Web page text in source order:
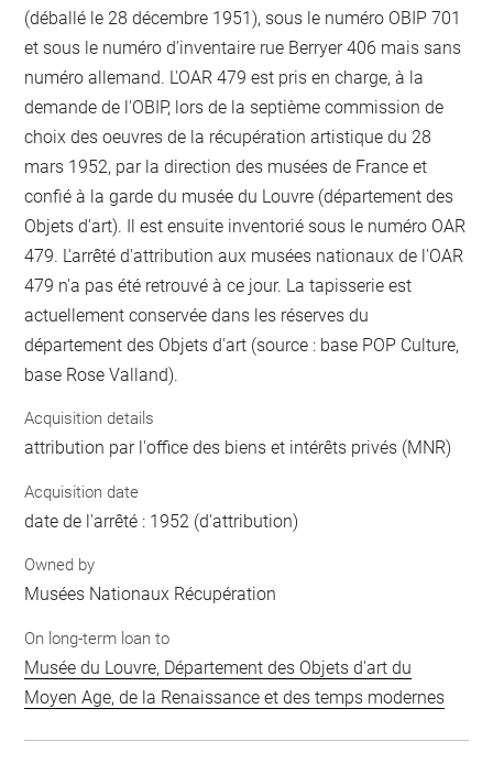
(déballé le 28 décembre 1951), sous le numéro OBIP 701
et sous le numéro d'inventaire rue Berryer 406 mais sans
numéro allemand. L'OAR 479 est pris en charge, à la
demande de l'OBIP, lors de la septième commission de
choix des oeuvres de la récupération artistique du 28
mars 1952, par la direction des musées de France et
confié à la garde du musée du Louvre (département des
Objets d'art). Il est ensuite inventorié sous le numéro OAR
479. L'arrêté d'attribution aux musées nationaux de l'OAR
479 n'a pas été retrouvé à ce jour. La tapisserie est
actuellement conservée dans les réserves du
département des Objets d'art (source : base POP Culture,
base Rose Valland).
Acquisition details
attribution par l'office des biens et intérêts privés (MNR)
Acquisition date
date de l'arrêté : 1952 (d'attribution)
Owned by
Musées Nationaux Récupération
On long-term loan to
Musée du Louvre, Département des Objets d'art du
Moyen Age, de la Renaissance et des temps modernes